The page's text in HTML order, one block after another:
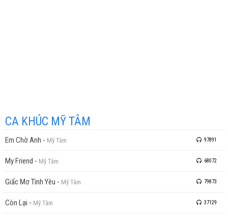
CA KHÚC MỸ TÂM
Em Chờ Anh - Mỹ Tâm 97891
My Friend - Mỹ Tâm 68072
Giấc Mơ Tình Yêu - Mỹ Tâm 79873
Còn Lại - Mỹ Tâm 37129